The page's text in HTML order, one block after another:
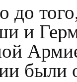
до
и
были